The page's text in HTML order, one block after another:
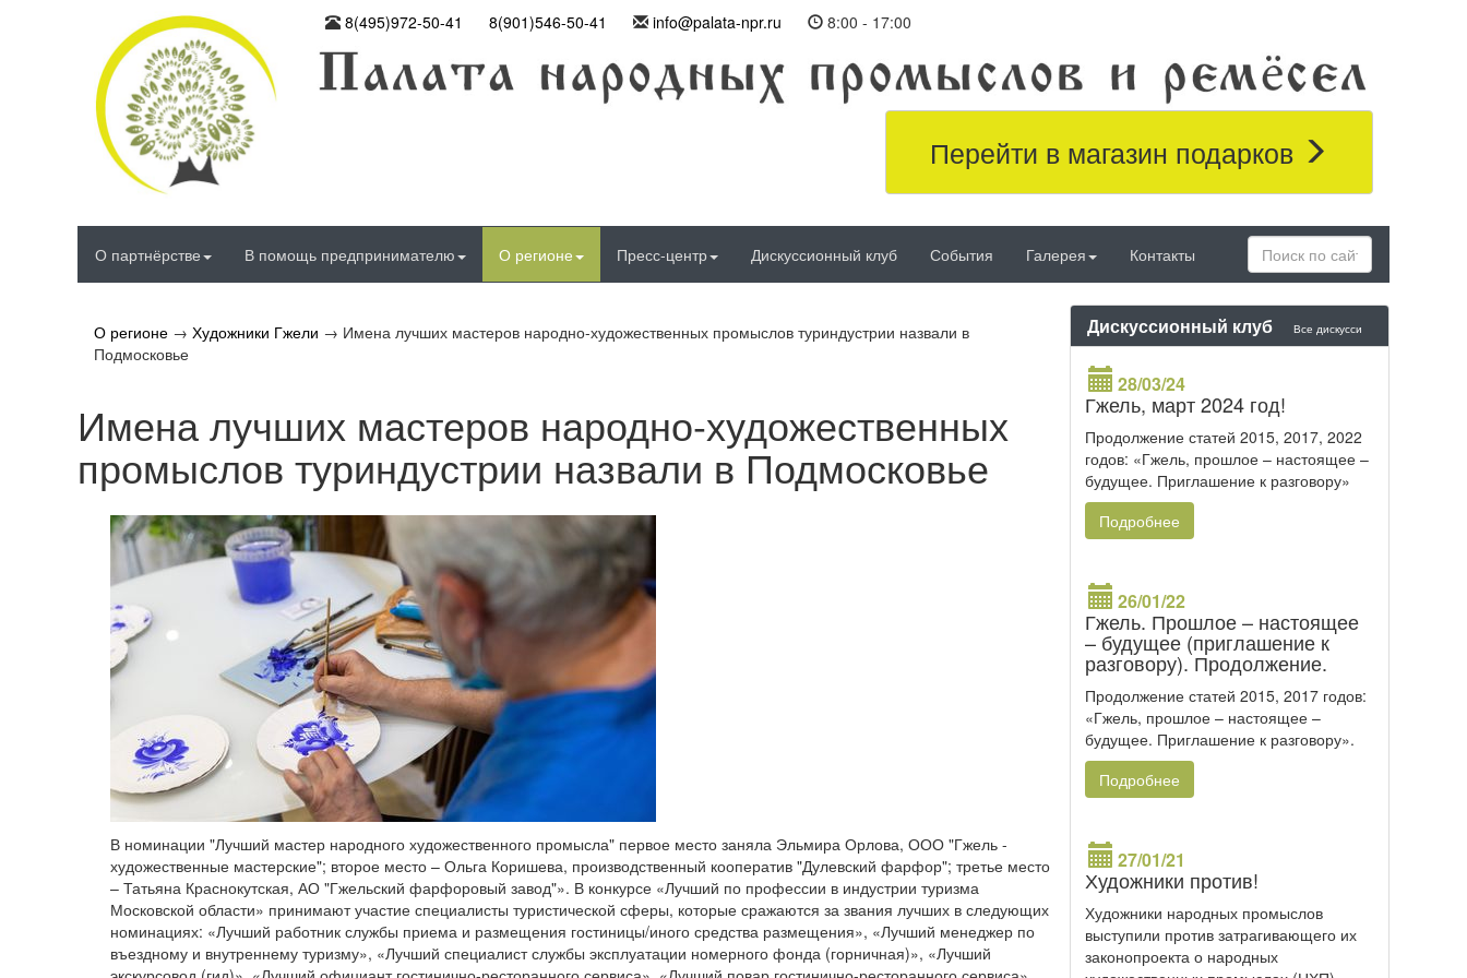
8(495)972-50-41 8(901)546-50-41 info@palata-npr.ru 8:00 - 17:00
Перейти в магазин подарков
О партнёрстве В помощь предпринимателю О регионе Пресс-центр Дискуссионный клуб События Галерея Контакты
О регионе → Художники Гжели → Имена лучших мастеров народно-художественных промыслов туриндустрии назвали в
Подмосковье
Имена лучших мастеров народно-художественных
промыслов туриндустрии назвали в Подмосковье
В номинации "Лучший мастер народного художественного промысла" первое место заняла Эльмира Орлова, ООО "Гжель -
художественные мастерские"; второе место – Ольга Коришева, производственный кооператив "Дулевский фарфор"; третье место
– Татьяна Краснокутская, АО "Гжельский фарфоровый завод"». В конкурсе «Лучший по профессии в индустрии туризма
Московской области» принимают участие специалисты туристической сферы, которые сражаются за звания лучших в следующих
номинациях: «Лучший работник службы приема и размещения гостиницы/иного средства размещения», «Лучший менеджер по
въездному и внутреннему туризму», «Лучший специалист службы эксплуатации номерного фонда (горничная)», «Лучший
Дискуссионный клуб Все дискусси
28/03/24
Гжель, март 2024 год!
Продолжение статей 2015, 2017, 2022
годов: «Гжель, прошлое – настоящее –
будущее. Приглашение к разговору»
Подробнее
26/01/22
Гжель. Прошлое – настоящее
– будущее (приглашение к
разговору). Продолжение.
Продолжение статей 2015, 2017 годов:
«Гжель, прошлое – настоящее –
будущее. Приглашение к разговору».
Подробнее
27/01/21
Художники против!
Художники народных промыслов
выступили против затрагивающего их
законопроекта о народных